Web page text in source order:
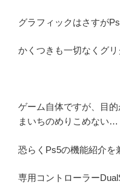
グラフィックはさすが
かくつきも一切なくグリ
ゲーム自体ですが、目
まいちのめりこめない…
恐らくPs5の機能紹介を
専用コントローラー